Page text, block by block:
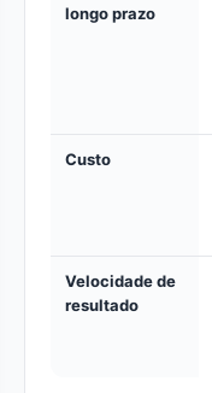
longo prazo
Custo
Velocidade de
resultado